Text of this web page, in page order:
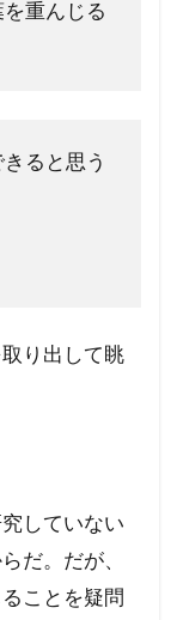
を重んじる
ると思う
り出して眺
していない
だ。だが、
ことを疑問